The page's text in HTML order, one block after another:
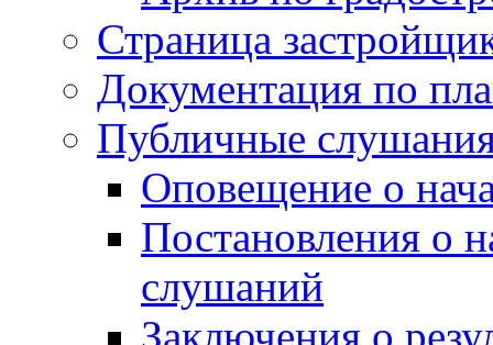
Страница
Документация по
Публичные
Оповещение о
Постановления о
слушаний